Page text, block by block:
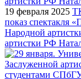
19 февраля 2025
показ спектакля
Народной
артистки РФ